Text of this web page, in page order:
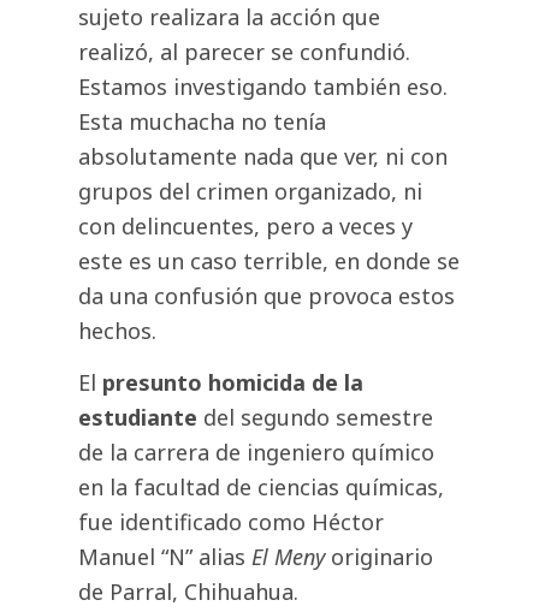
sujeto realizara la acción que
realizó, al parecer se confundió.
Estamos investigando también eso.
Esta muchacha no tenía
absolutamente nada que ver, ni con
grupos del crimen organizado, ni
con delincuentes, pero a veces y
este es un caso terrible, en donde se
da una confusión que provoca estos
hechos.
El presunto homicida de la
estudiante del segundo semestre
de la carrera de ingeniero químico
en la facultad de ciencias químicas,
fue identificado como Héctor
Manuel “N” alias El Menyoriginario
de Parral, Chihuahua.